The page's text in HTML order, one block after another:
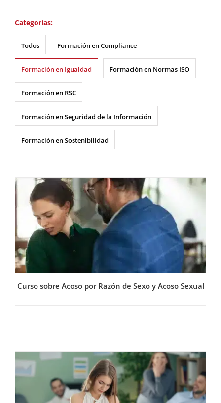
Categorías:
Todos Formación en Compliance
Formación en Igualdad Formación en Normas ISO
Formación en RSC
Formación en Seguridad de la Información
Formación en Sostenibilidad
Curso sobre Acoso por Razón de Sexo y Acoso Sexual